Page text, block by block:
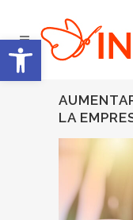
Abrir barra de
LA